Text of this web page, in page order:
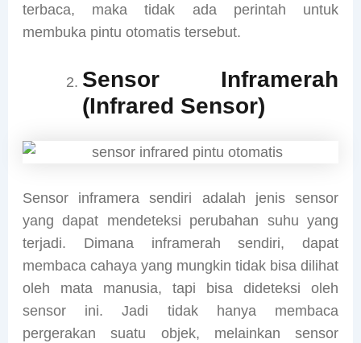
terbaca, maka tidak ada perintah untuk
membuka pintu otomatis tersebut.
Sensor Inframerah
(Infrared Sensor)
Sensor inframera sendiri adalah jenis sensor
yang dapat mendeteksi perubahan suhu yang
terjadi. Dimana inframerah sendiri, dapat
membaca cahaya yang mungkin tidak bisa dilihat
oleh mata manusia, tapi bisa dideteksi oleh
sensor ini. Jadi tidak hanya membaca
pergerakan suatu objek, melainkan sensor